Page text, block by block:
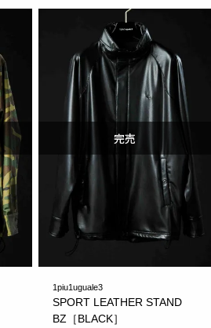
1piu1uguale3
SPORT LEATHER STAND
BZ［BLACK］